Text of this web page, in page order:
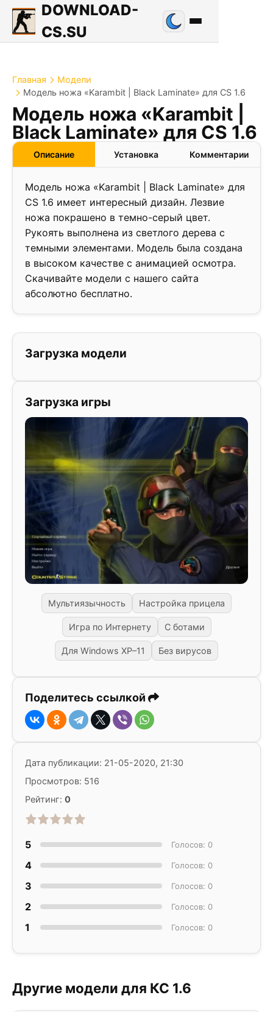
DOWNLOAD-
CS.SU
Главная
Модели
Модель ножа «Karambit | Black Laminate» для CS 1.6
Модель ножа «Karambit |
Black Laminate» для CS 1.6
Описание Установка Комментарии
Модель ножа «Karambit | Black Laminate» для
CS 1.6 имеет интересный дизайн. Лезвие
ножа покрашено в темно-серый цвет.
Рукоять выполнена из светлого дерева с
темными элементами. Модель была создана
в высоком качестве с анимацией осмотра.
Скачивайте модели с нашего сайта
абсолютно бесплатно.
Загрузка модели
Загрузка игры
Мультиязычность Настройка прицела
Игра по Интернету С ботами
Для Windows XP–11 Без вирусов
Поделитесь ссылкой
Дата публикации: 21-05-2020, 21:30
Просмотров: 516
Рейтинг: 0
5 Голосов: 0
4 Голосов: 0
3 Голосов: 0
2 Голосов: 0
1 Голосов: 0
Другие модели для КС 1.6